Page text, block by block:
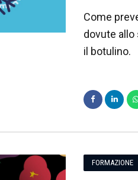
Come
dovute
il botulino.
FORMAZIONE